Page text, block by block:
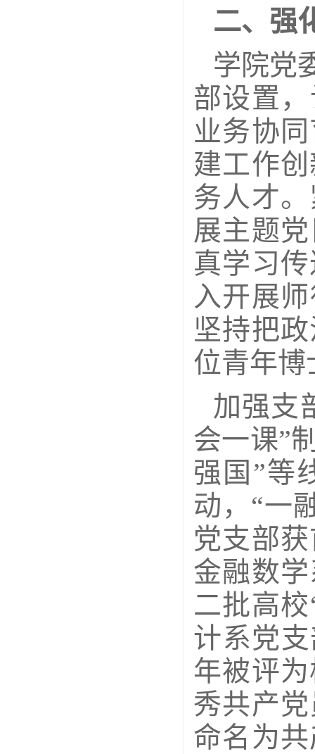
二、强
学院党
部设置
业务协
建工作
务人才
展主题
真学习
入开展
坚持把
位青年博
加强支
会一课”
强国”等
动，“一
党支部
金融数
二批高
计系党
年被评
秀共产
命名为